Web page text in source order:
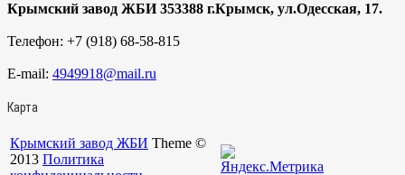
Крымский завод ЖБИ 353388 г.Крымск, ул.Одесская, 17.
Телефон: +7 (918) 68-58-815
E-mail: 4949918@mail.ru
Карта
Крымский завод ЖБИ Theme ©
2013 Политика